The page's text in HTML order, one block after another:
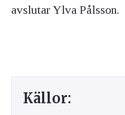
avslutar Ylva Pålsson.
Källor: